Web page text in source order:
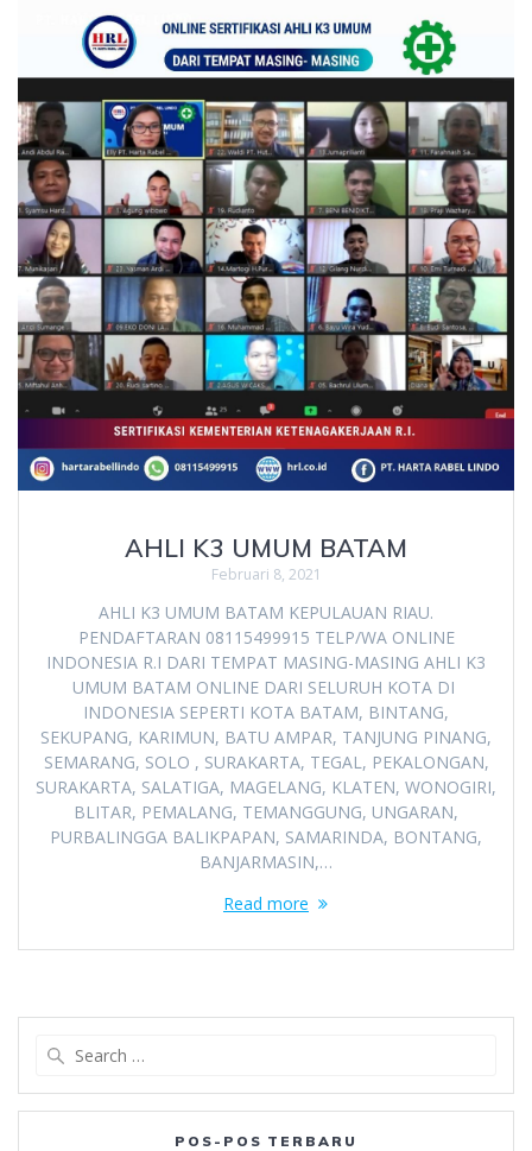
AHLI K3 UMUM BATAM
Februari 8, 2021
AHLI K3 UMUM BATAM KEPULAUAN RIAU.
PENDAFTARAN 08115499915 TELP/WA ONLINE
INDONESIA R.I DARI TEMPAT MASING-MASING AHLI K3
UMUM BATAM ONLINE DARI SELURUH KOTA DI
INDONESIA SEPERTI KOTA BATAM, BINTANG,
SEKUPANG, KARIMUN, BATU AMPAR, TANJUNG PINANG,
SEMARANG, SOLO , SURAKARTA, TEGAL, PEKALONGAN,
SURAKARTA, SALATIGA, MAGELANG, KLATEN, WONOGIRI,
BLITAR, PEMALANG, TEMANGGUNG, UNGARAN,
PURBALINGGA BALIKPAPAN, SAMARINDA, BONTANG,
BANJARMASIN,…
Read more
POS-POS TERBARU